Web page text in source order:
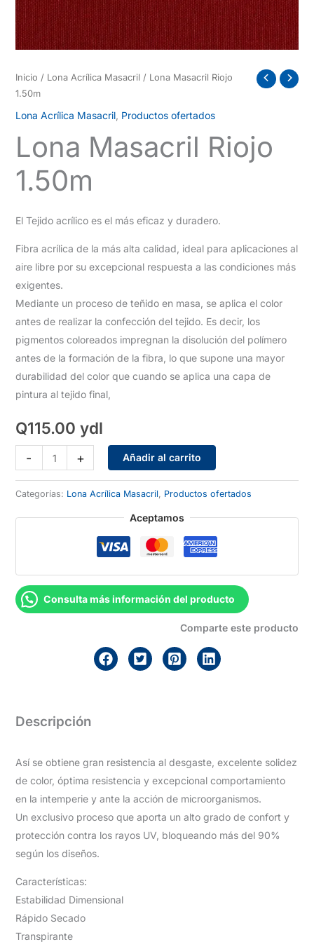
Inicio / Lona Acrílica Masacril / Lona Masacril Riojo
1.50m
Lona Acrílica Masacril, Productos ofertados
Lona Masacril Riojo
1.50m
El Tejido acrílico es el más eficaz y duradero.
Fibra acrílica de la más alta calidad, ideal para aplicaciones al
aire libre por su excepcional respuesta a las condiciones más
exigentes.
Mediante un proceso de teñido en masa, se aplica el color
antes de realizar la confección del tejido. Es decir, los
pigmentos coloreados impregnan la disolución del polímero
antes de la formación de la fibra, lo que supone una mayor
durabilidad del color que cuando se aplica una capa de
pintura al tejido final,
Q115.00 ydl
-
Masacril
Riojo
+ Añadir al carrito
Categorías: Lona Acrílica Masacril Productos ofertados
Aceptamos
Consulta más información del producto
Comparte este producto
Descripción
Así se obtiene gran resistencia al desgaste, excelente solidez
de color, óptima resistencia y excepcional comportamiento
en la intemperie y ante la acción de microorganismos.
Un exclusivo proceso que aporta un alto grado de confort y
protección contra los rayos UV, bloqueando más del 90%
según los diseños.
Características:
Estabilidad Dimensional
Rápido Secado
Transpirante